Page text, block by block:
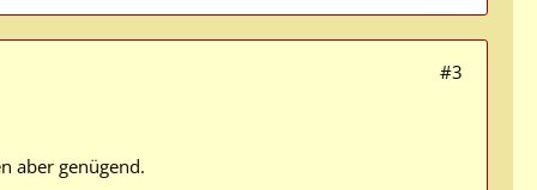
#3
aber genügend.